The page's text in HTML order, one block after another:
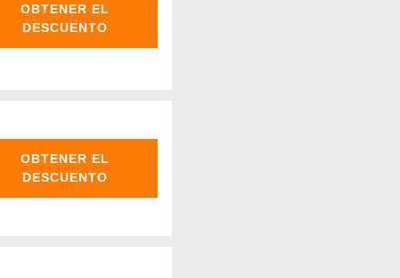
OBTENER EL
DESCUENTO
OBTENER EL
DESCUENTO